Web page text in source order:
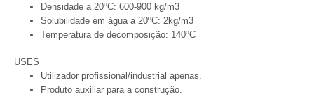
Densidade a 20ºC: 600-900 kg/m3
Solubilidade em água a 20ºC: 2kg/m3
Temperatura de decomposição: 140ºC
USES
Utilizador profissional/industrial apenas.
Produto auxiliar para a construção.